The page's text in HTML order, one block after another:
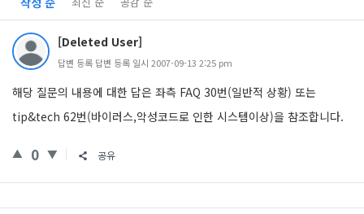
[Deleted User]
답변 등록 답변 등록 일시 2007-09-13 2:25 pm
해당 질문의 내용에 대한 답은 좌측 FAQ 30번(일반적 상황) 또는
tip&tech 62번(바이러스,악성코드로 인한 시스템이상)을 참조합니다.
0 공유